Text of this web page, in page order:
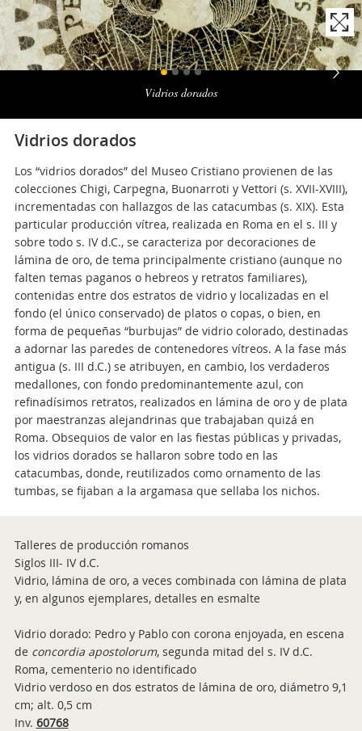
Vidrios dorados
Naviga
Vidrios dorados
Los “vidrios dorados” del Museo Cristiano provienen de las
colecciones Chigi, Carpegna, Buonarroti y Vettori (s. XVII-XVIII),
incrementadas con hallazgos de las catacumbas (s. XIX). Esta
particular producción vítrea, realizada en Roma en el s. III y
sobre todo s. IV d.C., se caracteriza por decoraciones de
lámina de oro, de tema principalmente cristiano (aunque no
falten temas paganos o hebreos y retratos familiares),
contenidas entre dos estratos de vidrio y localizadas en el
fondo (el único conservado) de platos o copas, o bien, en
forma de pequeñas “burbujas” de vidrio colorado, destinadas
a adornar las paredes de contenedores vítreos. A la fase más
antigua (s. III d.C.) se atribuyen, en cambio, los verdaderos
medallones, con fondo predominantemente azul, con
refinadísimos retratos, realizados en lámina de oro y de plata
por maestranzas alejandrinas que trabajaban quizá en
Roma. Obsequios de valor en las fiestas públicas y privadas,
los vidrios dorados se hallaron sobre todo en las
catacumbas, donde, reutilizados como ornamento de las
tumbas, se fijaban a la argamasa que sellaba los nichos.
Talleres de producción romanos
Siglos III- IV d.C.
Vidrio, lámina de oro, a veces combinada con lámina de plata
y, en algunos ejemplares, detalles en esmalte
Vidrio dorado: Pedro y Pablo con corona enjoyada, en escena
de concordia apostolorum, segunda mitad del s. IV d.C.
Roma, cementerio no identificado
Vidrio verdoso en dos estratos de lámina de oro, diámetro 9,1
cm; alt. 0,5 cm
Inv. 60768